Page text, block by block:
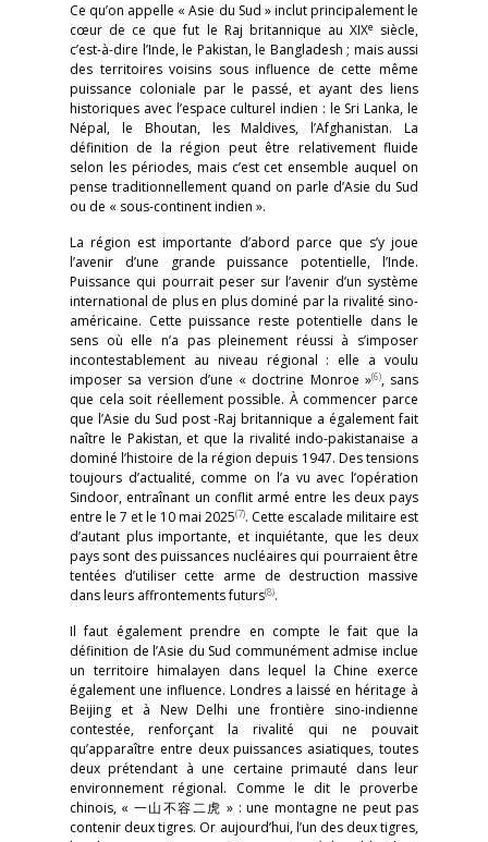
Ce qu’on appelle « Asie du Sud » inclut principalement le
cœur de ce que fut le Raj britannique au XIXesiècle,
c’est-à-dire l’Inde, le Pakistan, le Bangladesh ; mais aussi
des territoires voisins sous influence de cette même
puissance coloniale par le passé, et ayant des liens
historiques avec l’espace culturel indien : le Sri Lanka, le
Népal, le Bhoutan, les Maldives, l’Afghanistan. La
définition de la région peut être relativement fluide
selon les périodes, mais c’est cet ensemble auquel on
pense traditionnellement quand on parle d’Asie du Sud
ou de « sous-continent indien ».
La région est importante d’abord parce que s’y joue
l’avenir d’une grande puissance potentielle, l’Inde.
Puissance qui pourrait peser sur l’avenir d’un système
international de plus en plus dominé par la rivalité sino-
américaine. Cette puissance reste potentielle dans le
sens où elle n’a pas pleinement réussi à s’imposer
incontestablement au niveau régional : elle a voulu
imposer sa version d’une « doctrine Monroe »(6), sans
que cela soit réellement possible. À commencer parce
que l’Asie du Sud post -Raj britannique a également fait
naître le Pakistan, et que la rivalité indo-pakistanaise a
dominé l’histoire de la région depuis 1947. Des tensions
toujours d’actualité, comme on l’a vu avec l’opération
Sindoor, entraînant un conflit armé entre les deux pays
entre le 7 et le 10 mai 2025(7). Cette escalade militaire est
d’autant plus importante, et inquiétante, que les deux
pays sont des puissances nucléaires qui pourraient être
tentées d’utiliser cette arme de destruction massive
dans leurs affrontements futurs(8).
Il faut également prendre en compte le fait que la
définition de l’Asie du Sud communément admise inclue
un territoire himalayen dans lequel la Chine exerce
également une influence. Londres a laissé en héritage à
Beijing et à New Delhi une frontière sino-indienne
contestée, renforçant la rivalité qui ne pouvait
qu’apparaître entre deux puissances asiatiques, toutes
deux prétendant à une certaine primauté dans leur
environnement régional. Comme le dit le proverbe
chinois, « 一山不容二虎 » : une montagne ne peut pas
contenir deux tigres. Or aujourd’hui, l’un des deux tigres,